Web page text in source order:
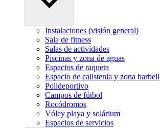
Instalaciones (visión general)
Sala de fitness
Salas de actividades
Piscinas y zona de aguas
Espacios de raqueta
Espacio de calistenia y zona barbell
Polideportivo
Campos de fútbol
Rocódromos
Vóley playa y solárium
Espacios de servicios